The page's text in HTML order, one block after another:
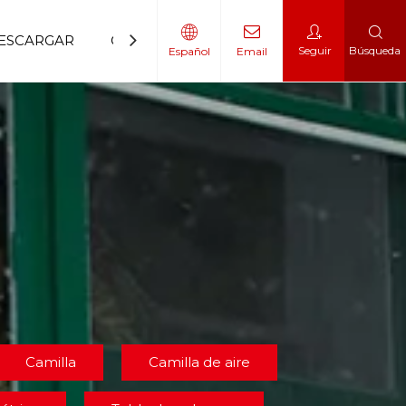
CONTÁCTENOS
Español Email Seguir Búsqueda
Camilla Camilla de aire